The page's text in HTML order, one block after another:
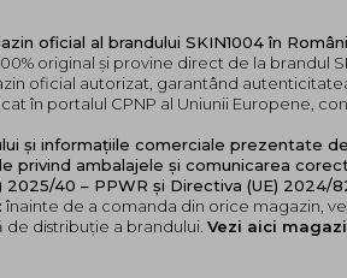
oficial al brandului SKIN1004 în
original și provine direct de la brandul
oficial autorizat, garantând
în portalul CPNP al Uniunii Europene,
și informațiile comerciale prezentate
privind ambalajele și comunicarea
2025/40 – PPWR și Directiva (UE) 2024/
înainte de a comanda din orice magazin,
distribuție a brandului. Vezi aici